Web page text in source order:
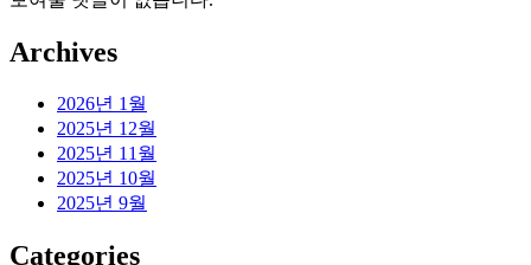
Archives
2026년 1월
2025년 12월
2025년 11월
2025년 10월
2025년 9월
Categories